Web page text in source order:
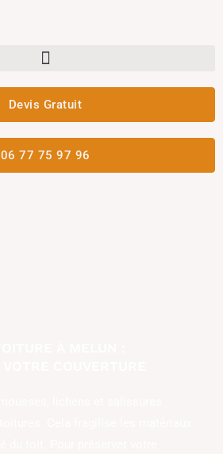
Devis Gratuit
06 77 75 97 96